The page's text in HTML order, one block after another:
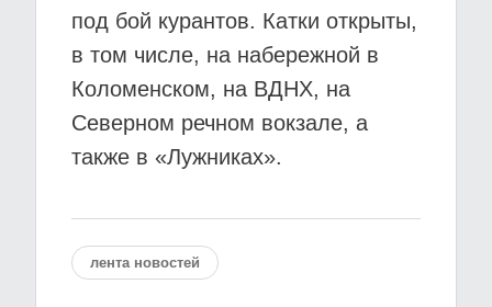
под бой курантов. Катки открыты,
в том числе, на набережной в
Коломенском, на ВДНХ, на
Северном речном вокзале, а
также в «Лужниках».
лента новостей